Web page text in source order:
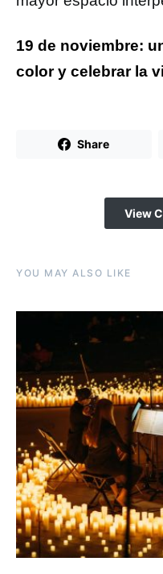
19 de noviembre:
color y celebrar la
Share
View
YOU MAY ALSO LIKE